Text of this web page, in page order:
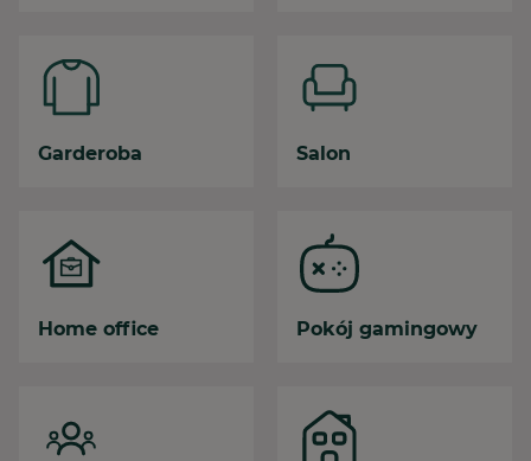
Garderoba Salon
Home office Pokój gamingowy